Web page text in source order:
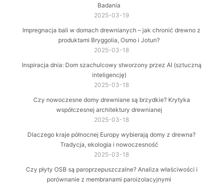
Badania
2025-03-19
Impregnacja bali w domach drewnianych – jak chronić drewno z
produktami Bryggolia, Osmo i Jotun?
2025-03-18
Inspiracja dnia: Dom szachulcowy stworzony przez AI (sztuczną
inteligencję)
2025-03-18
Czy nowoczesne domy drewniane są brzydkie? Krytyka
współczesnej architektury drewnianej
2025-03-18
Dlaczego kraje północnej Europy wybierają domy z drewna?
Tradycja, ekologia i nowoczesność
2025-03-18
Czy płyty OSB są paroprzepuszczalne? Analiza właściwości i
porównanie z membranami paroizolacyjnymi